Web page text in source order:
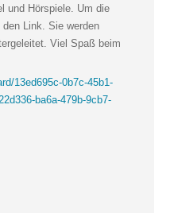
und Hörspiele. Um die
Link. Sie werden
Viel Spaß beim
13ed695c-0b7c-45b1-
ba6a-479b-9cb7-